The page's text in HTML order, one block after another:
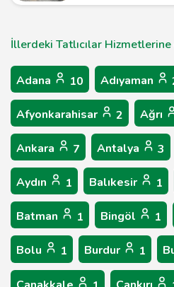
İllerdeki Tatlıcılar
Adana 10 Adıyaman
Afyonkarahisar 2 Ağrı
Ankara 7 Antalya 3
Aydın 1 Balıkesir 1
Batman 1 Bingöl 1
Bolu 1 Burdur 1